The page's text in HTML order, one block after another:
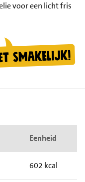
voor een licht fris
Eenheid
602 kcal